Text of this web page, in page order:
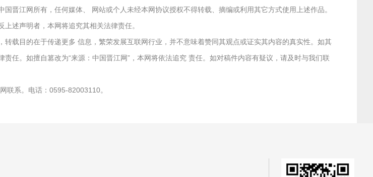
晋江网所有，任何媒体、 网站或个人未经本网协议授权不得转载、摘编或利用其它方式使用上述作品。
述声明者，本网将追究其相关法律责任。
载目的在于传递更多 信息，繁荣发展互联网行业，并不意味着赞同其观点或证实其内容的真实性。如其
任。如擅自篡改为“来源：中国晋江网”，本网将依法追究 责任。如对稿件内容有疑议，请及时与我们联
联系。电话：0595-82003110。